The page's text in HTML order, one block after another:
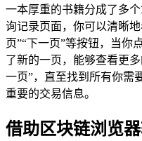
一本厚重的书籍分成了多
询记录页面，你可以清晰
页”“下一页”等按钮，当你
了新的一页，能够查看更
一页”，直至找到所有你需
重要的交易信息。
借助区块链浏览